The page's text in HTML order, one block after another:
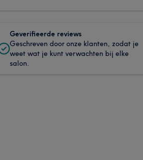
Geverifieerde reviews
Geschreven door onze klanten, zodat je
weet wat je kunt verwachten bij elke
salon.